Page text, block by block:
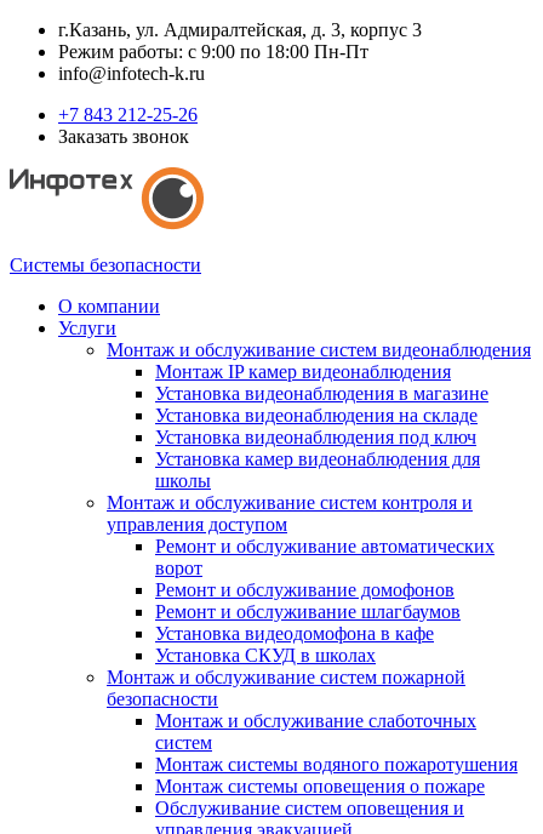
г.Казань, ул. Адмиралтейская, д. 3, корпус 3
Режим работы: с 9:00 по 18:00 Пн-Пт
info@infotech-k.ru
+7 843 212-25-26
Заказать звонок
Системы безопасности
О компании
Услуги
Монтаж и обслуживание систем видеонаблюдения
Монтаж IP камер видеонаблюдения
Установка видеонаблюдения в магазине
Установка видеонаблюдения на складе
Установка видеонаблюдения под ключ
Установка камер видеонаблюдения для
школы
Монтаж и обслуживание систем контроля и
управления доступом
Ремонт и обслуживание автоматических
ворот
Ремонт и обслуживание домофонов
Ремонт и обслуживание шлагбаумов
Установка видеодомофона в кафе
Установка СКУД в школах
Монтаж и обслуживание систем пожарной
безопасности
Монтаж и обслуживание слаботочных
систем
Монтаж системы водяного пожаротушения
Монтаж системы оповещения о пожаре
Обслуживание систем оповещения и
управления эвакуацией